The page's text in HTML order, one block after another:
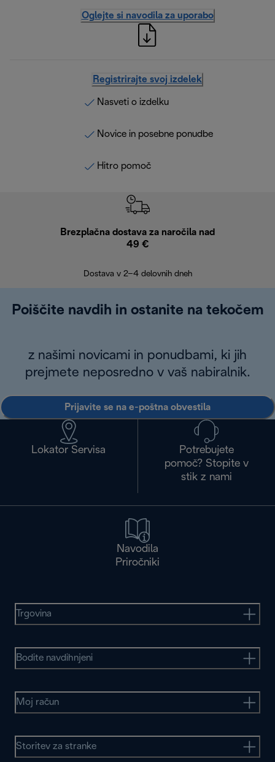
Oglejte si navodila za uporabo
Registrirajte svoj izdelek
Nasveti o izdelku
Novice in posebne ponudbe
Hitro pomoč
Brezplačna dostava za naročila nad
49 €
Dostava v 2–4 delovnih dneh
Poiščite navdih in ostanite na tekočem
z našimi novicami in ponudbami, ki jih
prejmete neposredno v vaš nabiralnik.
Prijavite se na e-poštna obvestila
Lokator Servisa
Potrebujete
pomoč? Stopite v
stik z nami
Navodila
Priročniki
Trgovina
Bodite navdihnjeni
Moj račun
Storitev za stranke